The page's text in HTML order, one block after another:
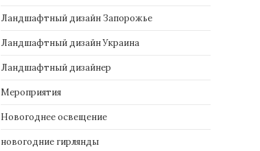
Ландшафтный дизайн Запорожье
Ландшафтный дизайн Украина
Ландшафтный дизайнер
Мероприятия
Новогоднее освещение
новогодние гирлянды